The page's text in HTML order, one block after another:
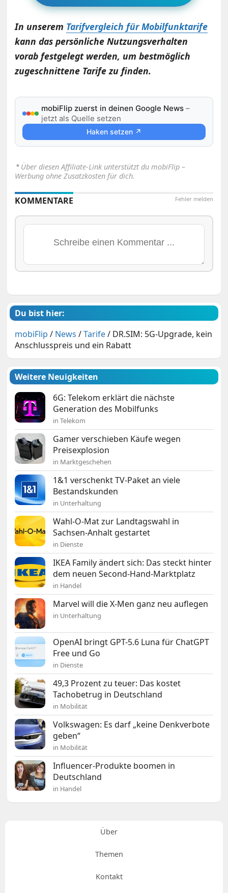
In unserem Tarifvergleich für Mobilfunktarife
kann das persönliche Nutzungsverhalten
vorab festgelegt werden, um bestmöglich
zugeschnittene Tarife zu finden.
mobiFlip zuerst in deinen Google News –
jetzt als Quelle setzen
Haken setzen ↗
⋆ Über diesen Affiliate-Link unterstützt du mobiFlip –
Werbung ohne Zusatzkosten für dich.
Fehler melden
KOMMENTARE
Du bist hier:
mobiFlip / News /Tarife/ DR.SIM: 5G-Upgrade, kein
Anschlusspreis und ein Rabatt
Weitere Neuigkeiten
6G: Telekom erklärt die nächste
Generation des Mobilfunks
in Telekom
Gamer verschieben Käufe wegen
Preisexplosion
in Marktgeschehen
1&1 verschenkt TV-Paket an viele
Bestandskunden
in Unterhaltung
Wahl-O-Mat zur Landtagswahl in
Sachsen-Anhalt gestartet
in Dienste
IKEA Family ändert sich: Das steckt hinter
dem neuen Second-Hand-Marktplatz
in Handel
Marvel will die X-Men ganz neu auflegen
in Unterhaltung
OpenAI bringt GPT-5.6 Luna für ChatGPT
Free und Go
in Dienste
49,3 Prozent zu teuer: Das kostet
Tachobetrug in Deutschland
in Mobilität
Volkswagen: Es darf „keine Denkverbote
geben“
in Mobilität
Influencer-Produkte boomen in
Deutschland
in Handel
Über
Themen
Kontakt